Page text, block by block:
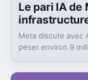
Le pari IA de
Meta discute avec
peser environ 9